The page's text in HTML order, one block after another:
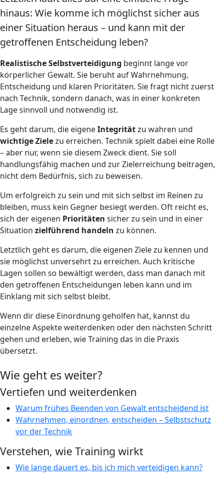
hinaus: Wie komme ich möglichst sicher aus
einer Situation heraus – und kann mit der
getroffenen Entscheidung leben?
Realistische Selbstverteidigung beginnt lange vor
körperlicher Gewalt. Sie beruht auf Wahrnehmung,
Entscheidung und klaren Prioritäten. Sie fragt nicht zuerst
nach Technik, sondern danach, was in einer konkreten
Lage sinnvoll und notwendig ist.
Es geht darum, die eigeneIntegritätzu wahren und
wichtige Zielezu erreichen. Technik spielt dabei eine Rolle
– aber nur, wenn sie diesem Zweck dient. Sie soll
handlungsfähig machen und zur Zielerreichung beitragen,
nicht dem Bedürfnis, sich zu beweisen.
Um erfolgreich zu sein und mit sich selbst im Reinen zu
bleiben, muss kein Gegner besiegt werden. Oft reicht es,
sich der eigenen Prioritäten sicher zu sein und in einer
Situation zielführend handeln zu können.
Letztlich geht es darum, die eigenen Ziele zu kennen und
sie möglichst unversehrt zu erreichen. Auch kritische
Lagen sollen so bewältigt werden, dass man danach mit
den getroffenen Entscheidungen leben kann und im
Einklang mit sich selbst bleibt.
Wenn dir diese Einordnung geholfen hat, kannst du
einzelne Aspekte weiterdenken oder den nächsten Schritt
gehen und erleben, wie Training das in die Praxis
übersetzt.
Wie geht es weiter?
Vertiefen und weiterdenken
Warum frühes Beenden von Gewalt entscheidend ist
Wahrnehmen, einordnen, entscheiden – Selbstschutz
vor der Technik
Verstehen, wie Training wirkt
Wie lange dauert es, bis ich mich verteidigen kann?